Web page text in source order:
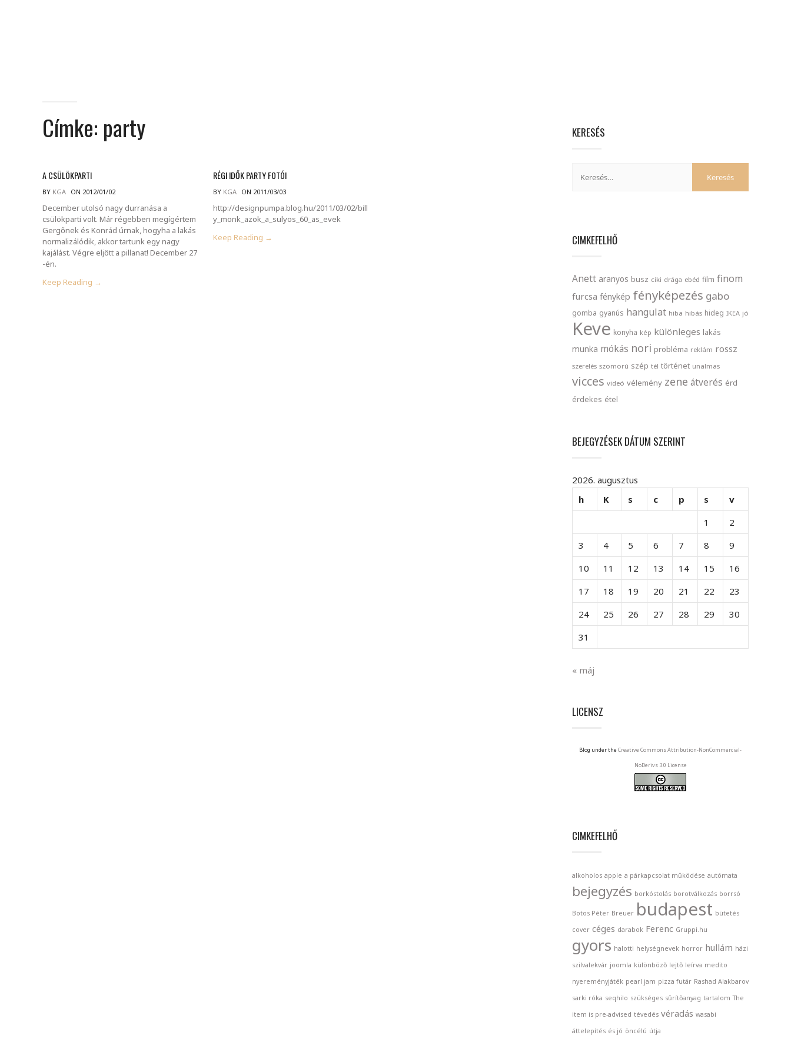
Címke: party
A CSÜLÖKPARTI
BY KGA ON 2012/01/02
December utolsó nagy durranása a
csülökparti volt. Már régebben megígértem
Gergőnek és Konrád úrnak, hogyha a lakás
normalizálódik, akkor tartunk egy nagy
kajálást. Végre eljött a pillanat! December 27
-én.
Keep Reading →
RÉGI IDŐK PARTY FOTÓI
BY KGA ON 2011/03/03
http://designpumpa.blog.hu/2011/03/02/bill
y_monk_azok_a_sulyos_60_as_evek
Keep Reading →
KERESÉS
CIMKEFELHŐ
Anett aranyos busz ciki drága ebéd film finom
furcsa fénykép fényképezés gabo
gomba gyanús hangulat hiba hibás hideg IKEA jó
Keve konyha kép különleges lakás
munka mókás nori probléma reklám rossz
szerelés szomorú szép tél történet unalmas
vicces videó vélemény zene átverés érd
érdekes étel
BEJEGYZÉSEK DÁTUM SZERINT
2026. augusztus
h
K s c p s
v
1
2
3
4 5 6 7 8
9
10
11 12 13 14 15
16
17
18 19 20 21 22
23
24
25 26 27 28 29
30
31
« máj
LICENSZ
Blog under the Creative Commons Attribution-NonCommercial-
NoDerivs 3.0 License
CIMKEFELHŐ
alkoholos apple a párkapcsolat működése autómata
bejegyzés borkóstolás borotválkozás borrsó
Botos Péter Breuer budapest bütetés
cover céges darabok Ferenc Gruppi.hu
gyors halotti helységnevek horror hullám házi
szilvalekvár joomla különböző lejtő leírva medito
nyereményjáték pearl jam pizza futár Rashad Alakbarov
sarki róka seqhilo szükséges sűrítőanyag tartalom The
item is pre-advised tévedés véradás wasabi
áttelepítés és jó öncélú útja